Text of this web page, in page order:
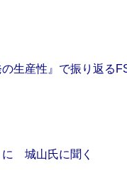
生産性』で振り返る
に 城山氏に聞く